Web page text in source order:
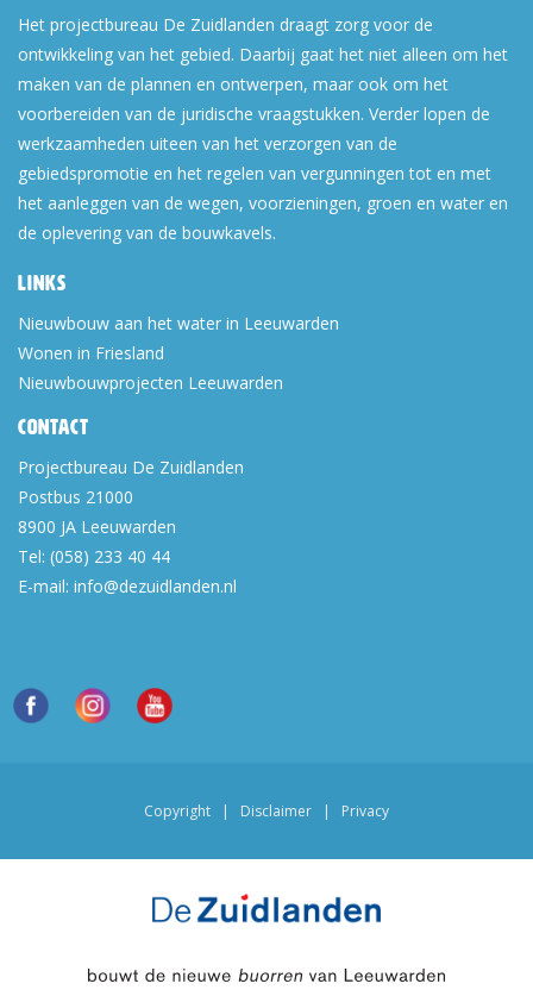
Het projectbureau De Zuidlanden draagt zorg voor de
ontwikkeling van het gebied. Daarbij gaat het niet alleen om het
maken van de plannen en ontwerpen, maar ook om het
voorbereiden van de juridische vraagstukken. Verder lopen de
werkzaamheden uiteen van het verzorgen van de
gebiedspromotie en het regelen van vergunningen tot en met
het aanleggen van de wegen, voorzieningen, groen en water en
de oplevering van de bouwkavels.
Links
Nieuwbouw aan het water in Leeuwarden
Wonen in Friesland
Nieuwbouwprojecten Leeuwarden
Contact
Projectbureau De Zuidlanden
Postbus 21000
8900 JA Leeuwarden
Tel: (058) 233 40 44
E-mail: info@dezuidlanden.nl
Copyright | Disclaimer | Privacy